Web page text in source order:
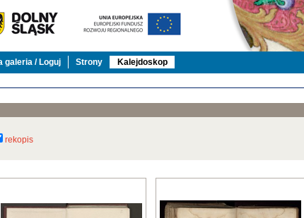
galeria / Loguj Strony Kalejdoskop
rekopis